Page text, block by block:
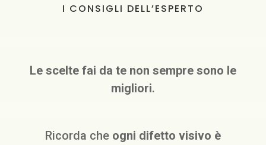
I CONSIGLI DELL’ESPERTO
Le scelte fai da te non sempre sono le
migliori.
Ricorda che ogni difetto visivo è